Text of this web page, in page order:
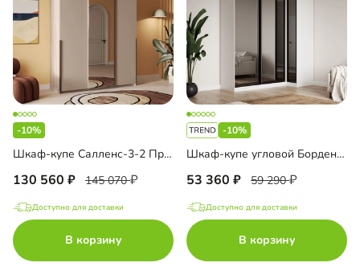
-10%
Шкаф-купе Салленс-3-2 Премиум
130 560 145 070
Доступно для доставки
В корзину
-10%
Шкаф-купе угловой Борден-5-5 1000
53 360 59 290
Доступно для доставки
В корзину